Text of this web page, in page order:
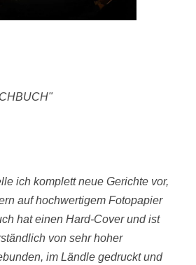
ich komplett neue Gerichte vor,
auf hochwertigem Fotopapier
hat einen Hard-Cover und ist
von sehr hoher
im Ländle gedruckt und